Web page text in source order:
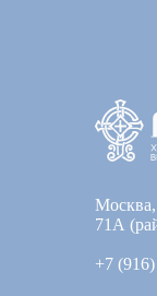
Москва,
71А
+7